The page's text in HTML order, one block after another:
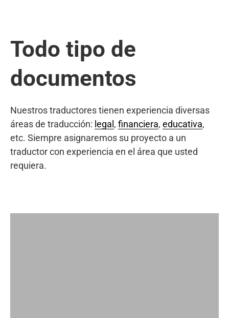
Todo tipo de
documentos
Nuestros traductores tienen experiencia diversas
áreas de traducción: legal , financiera, educativa,
etc. Siempre asignaremos su proyecto a un
traductor con experiencia en el área que usted
requiera.